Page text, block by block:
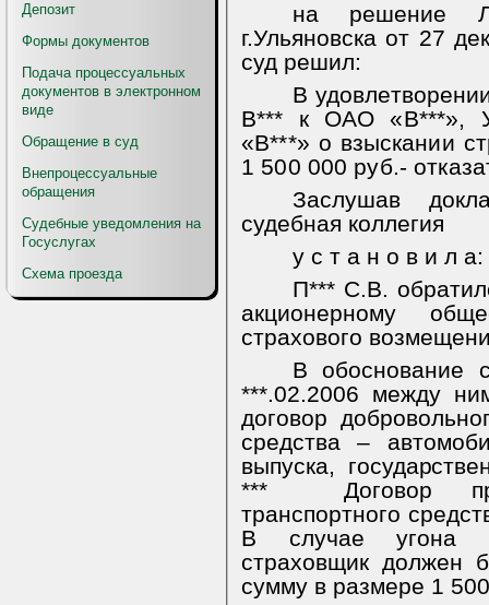
Депозит
Формы документов
Подача процессуальных
документов в электронном
виде
Обращение в суд
Внепроцессуальные
обращения
Судебные уведомления на
Госуслугах
Схема проезда
на решение
г.Ульяновска от 27
суд решил:
В
В*** к ОАО «В***»,
«В***» о взыскании
1 500 000 руб.-
Заслушав
судебная коллегия
у с т а н о в и л а:
П*** С.В.
акционерному
страхового
В обоснование
***.02.2006 между
договор
средства –
выпуска,
***
Договор
транспортного
В случае угона
страховщик должен
сумму в размере 1